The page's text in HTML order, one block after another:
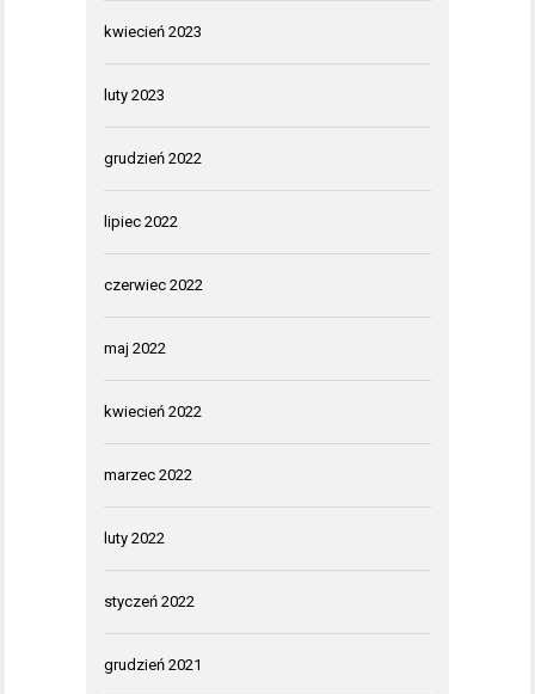
kwiecień 2023
luty 2023
grudzień 2022
lipiec 2022
czerwiec 2022
maj 2022
kwiecień 2022
marzec 2022
luty 2022
styczeń 2022
grudzień 2021